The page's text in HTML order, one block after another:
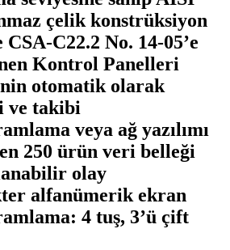
çelik konstrüksiyon
C22.2 No. 14-05’e
Kontrol Panelleri
otomatik olarak
ve takibi
veya ağ yazılımı
250 ürün veri belleği
olay
alfanümerik ekran
4 tuş, 3’ü çift